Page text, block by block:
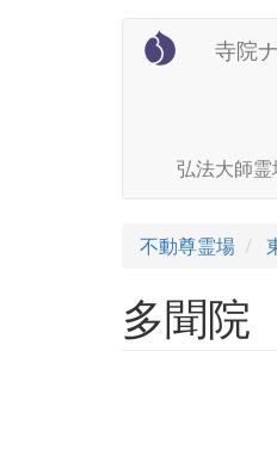
寺院
User
account
Main
弘法大師霊
不動尊霊場
多聞院